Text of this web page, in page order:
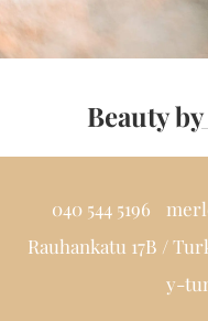
Beauty
040 544 5196
Rauhankatu 17B /
y-